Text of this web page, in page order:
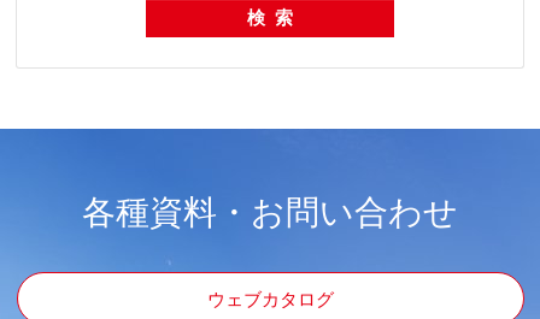
各種資料・お問い合わせ
ウェブカタログ